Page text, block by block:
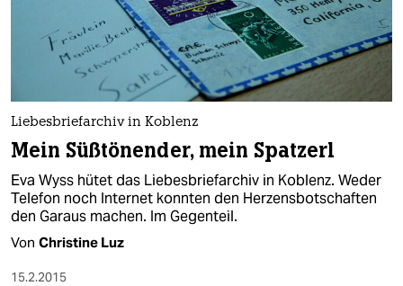
Liebesbriefarchiv in Koblenz
Mein Süßtönender, mein Spatzerl
Eva Wyss hütet das Liebesbriefarchiv in Koblenz. Weder
Telefon noch Internet konnten den Herzensbotschaften
den Garaus machen. Im Gegenteil.
Von Christine Luz
15.2.2015